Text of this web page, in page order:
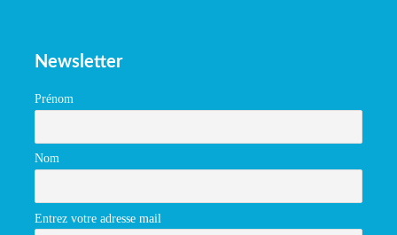
Newsletter
Prénom
Nom
Entrez votre adresse mail